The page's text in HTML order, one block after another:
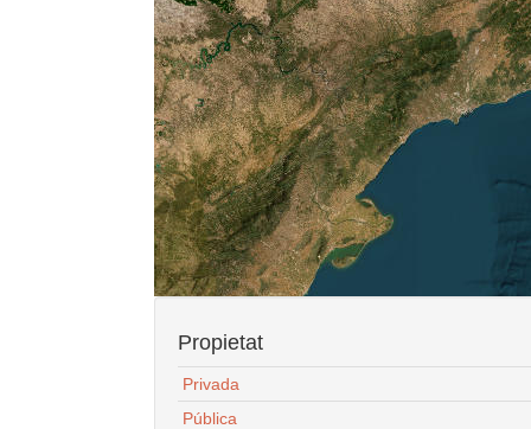
Propietat
Privada
Pública